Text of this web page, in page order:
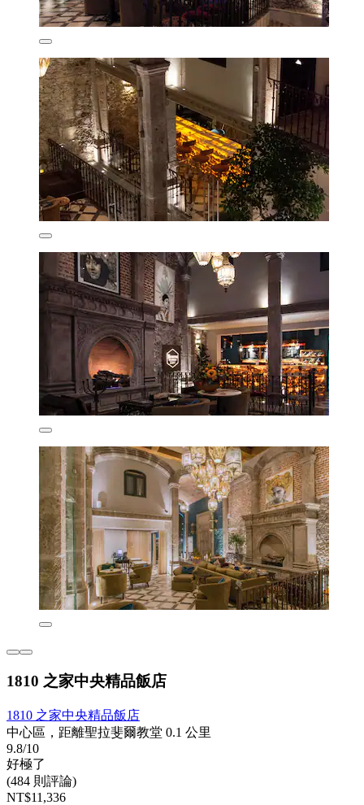
1810 之家中央精品飯店
1810 之家中央精品飯店
中心區，距離聖拉斐爾教堂 0.1 公里
9.8/10
好極了
(484 則評論)
NT$11,336